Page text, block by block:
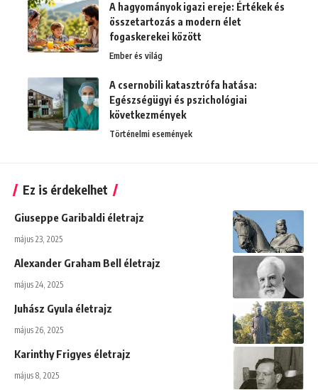
A hagyományok igazi ereje: Értékek és
összetartozás a modern élet
fogaskerekei között
Ember és világ
A csernobili katasztrófa hatása:
Egészségügyi és pszichológiai
következmények
Történelmi események
Ez is érdekelhet
Giuseppe Garibaldi életrajz
május 23, 2025
Alexander Graham Bell életrajz
május 24, 2025
Juhász Gyula életrajz
május 26, 2025
Karinthy Frigyes életrajz
május 8, 2025